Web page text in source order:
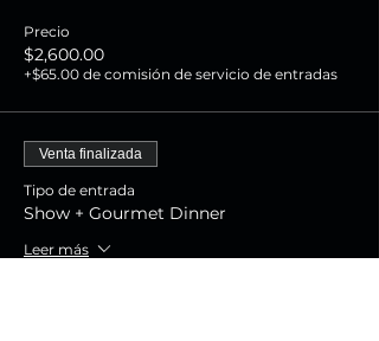
Precio
$2,600.00
+$65.00 de comisión de servicio de entradas
Venta finalizada
Tipo de entrada
Show + Gourmet Dinner
Leer más